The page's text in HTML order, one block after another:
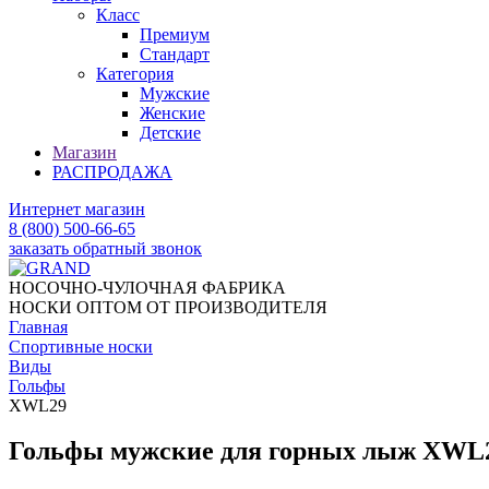
Класс
Премиум
Стандарт
Категория
Мужские
Женские
Детские
Магазин
РАСПРОДАЖА
Интернет магазин
8 (800) 500-66-65
заказать обратный звонок
НОСОЧНО-ЧУЛОЧНАЯ ФАБРИКА
НОСКИ ОПТОМ ОТ ПРОИЗВОДИТЕЛЯ
Главная
Спортивные носки
Виды
Гольфы
XWL29
Гольфы мужские для горных лыж